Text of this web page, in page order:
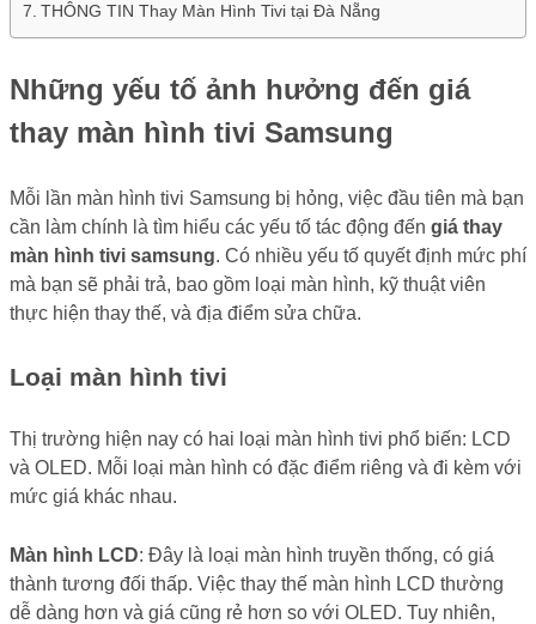
THÔNG TIN Thay Màn Hình Tivi tại Đà Nẵng
Những yếu tố ảnh hưởng đến giá
thay màn hình tivi Samsung
Mỗi lần màn hình tivi Samsung bị hỏng, việc đầu tiên mà bạn
cần làm chính là tìm hiểu các yếu tố tác động đến giá thay
màn hình tivi samsung. Có nhiều yếu tố quyết định mức phí
mà bạn sẽ phải trả, bao gồm loại màn hình, kỹ thuật viên
thực hiện thay thế, và địa điểm sửa chữa.
Loại màn hình tivi
Thị trường hiện nay có hai loại màn hình tivi phổ biến: LCD
và OLED. Mỗi loại màn hình có đặc điểm riêng và đi kèm với
mức giá khác nhau.
Màn hình LCD: Đây là loại màn hình truyền thống, có giá
thành tương đối thấp. Việc thay thế màn hình LCD thường
dễ dàng hơn và giá cũng rẻ hơn so với OLED. Tuy nhiên,